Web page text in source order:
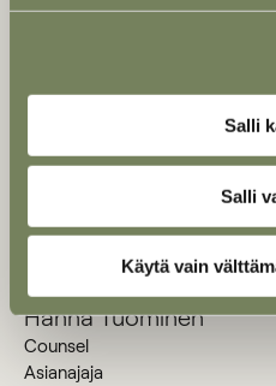
Salli
Salli
Käytä vain
Aimo Halonen
Aimo Halonen
Hanna Tuominen
Counsel
Asianajaja